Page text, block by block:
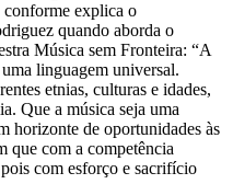
conforme explica o
quando aborda o
Música sem Fronteira: “A
linguagem universal.
etnias, culturas e idades,
Que a música seja uma
horizonte de oportunidades às
que com a competência
com esforço e sacrifício